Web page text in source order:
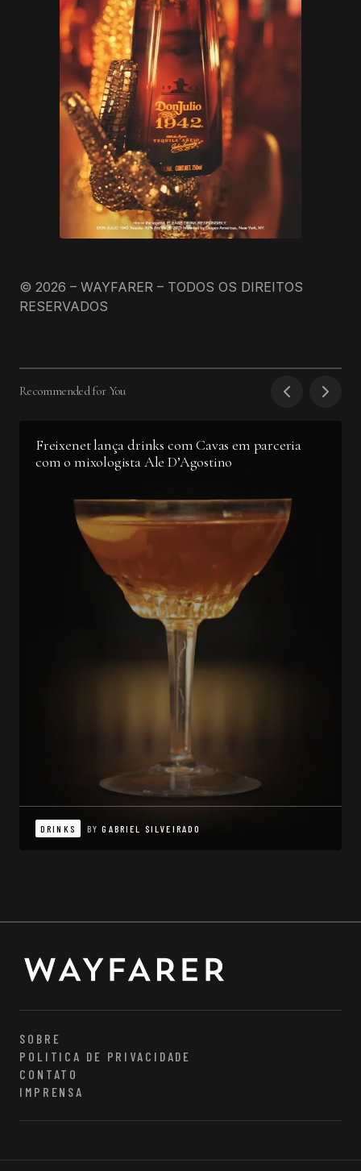
© 2026 – WAYFARER – TODOS OS DIREITOS
RESERVADOS
Recommended for You
Freixenet lança drinks com Cavas em parceria
com o mixologista Ale D’Agostino
DRINKS BY GABRIEL SILVEIRADO
SOBRE
POLITICA DE PRIVACIDADE
CONTATO
IMPRENSA